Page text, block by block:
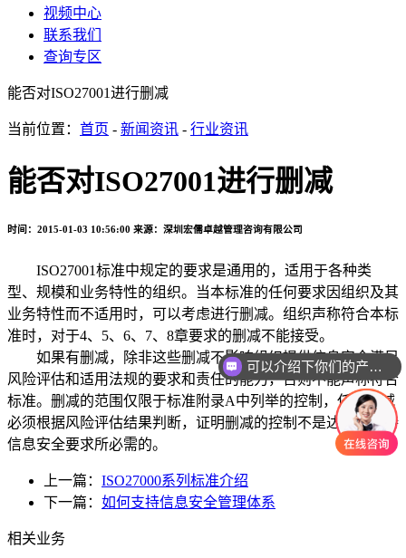
视频中心
联系我们
查询专区
能否对ISO27001进行删减
当前位置： 首页 - 新闻资讯 - 行业资讯
能否对ISO27001进行删减
时间：2015-01-03 10:56:00 来源：深圳宏儒卓越管理咨询有限公司
ISO27001标准中规定的要求是通用的，适用于各种类
型、规模和业务特性的组织。当本标准的任何要求因组织及其
业务特性而不适用时，可以考虑进行删减。组织声称符合本标
准时，对于4、5、6、7、8章要求的删减不能接受。
如果有删减，除非这些删减不影响组织提供信息安全满足
风险评估和适用法规的要求和责任的能力，否则不能声称符合
标准。删减的范围仅限于标准附录A中列举的控制，任何删减
必须根据风险评估结果判断，证明删减的控制不是达到和保持
信息安全要求所必需的。
上一篇： ISO27000系列标准介绍
下一篇： 如何支持信息安全管理体系
相关业务
可以介绍下你们的产品么